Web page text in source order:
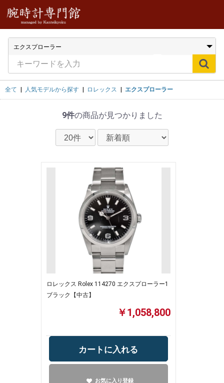
全て 人気モデルから探す ロレックス エクスプローラー
9件の商品が見つかりました
ロレックス Rolex 114270 エクスプローラー1
ブラック【中古】
￥1,058,800
カートに入れる
お気に入り登録